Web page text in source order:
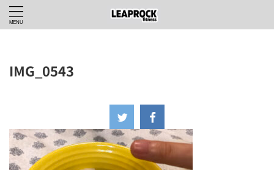
IMG_0543